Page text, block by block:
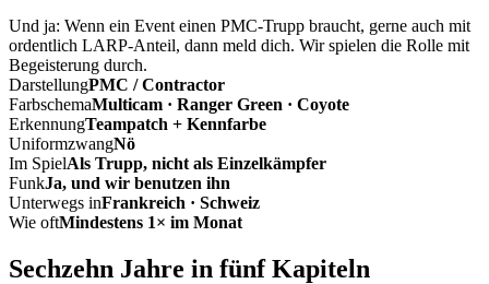
Und ja: Wenn ein Event einen PMC-Trupp braucht, gerne auch mit
ordentlich LARP-Anteil, dann meld dich. Wir spielen die Rolle mit
Begeisterung durch.
DarstellungPMC / Contractor
FarbschemaMulticam · Ranger Green · Coyote
ErkennungTeampatch + Kennfarbe
UniformzwangNö
Im SpielAls Trupp, nicht als Einzelkämpfer
FunkJa, und wir benutzen ihn
Unterwegs inFrankreich · Schweiz
Wie oftMindestens 1× im Monat
Sechzehn Jahre in fünf Kapiteln